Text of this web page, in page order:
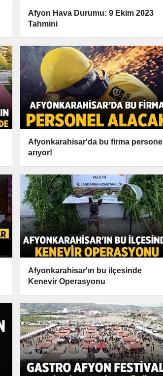
Afyon Hava Durumu: 9 Ekim 2023
Tahmini
Afyonkarahisar'da bu firma personel
arıyor!
Afyonkarahisar'ın bu ilçesinde
Kenevir Operasyonu